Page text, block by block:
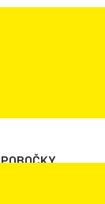
POBOČKY